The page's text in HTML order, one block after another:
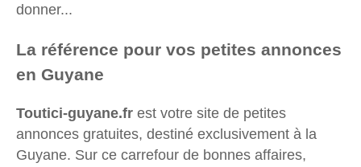
donner...
La référence pour vos petites annonces
en Guyane
Toutici-guyane.fr est votre site de petites
annonces gratuites, destiné exclusivement à la
Guyane. Sur ce carrefour de bonnes affaires,